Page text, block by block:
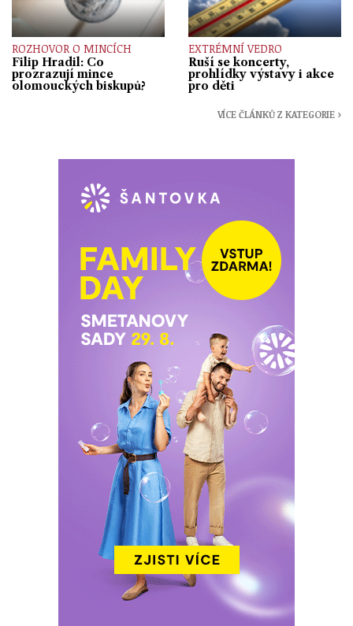
ROZHOVOR O MINCÍCH
Filip Hradil: Co
prozrazují mince
olomouckých biskupů?
EXTRÉMNÍ VEDRO
Ruší se koncerty,
prohlídky výstavy i akce
pro děti
VÍCE ČLÁNKŮ Z KATEGORIE ›